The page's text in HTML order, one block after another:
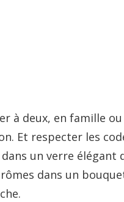
à deux, en famille
Et respecter les
un verre élégant
dans un